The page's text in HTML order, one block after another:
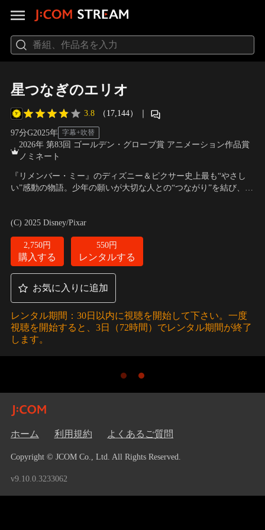
星つなぎのエリオ
3.8 （17,144） ｜
97分G2025年 字幕+吹替
2026年 第83回 ゴールデン・グローブ賞 アニメーション作品賞
ノミネート
『リメンバー・ミー』のディズニー＆ピクサー史上最も“やさし
い”感動の物語。少年の願いが大切な人との“つながり”を結び、運
ないどこかに“本当の居場所”があると信じ、大好きな宇宙に思い
を馳せていた。
(C) 2025 Disney/Pixar
2,750円
購入する
550円
レンタルする
お気に入りに追加
レンタル期間：30日以内に視聴を開始して下さい。一度
視聴を開始すると、3日（72時間）でレンタル期間が終了
します。
ホーム 利用規約 よくあるご質問
Copyright © JCOM Co., Ltd. All Rights Reserved.
v9.10.0.3233062